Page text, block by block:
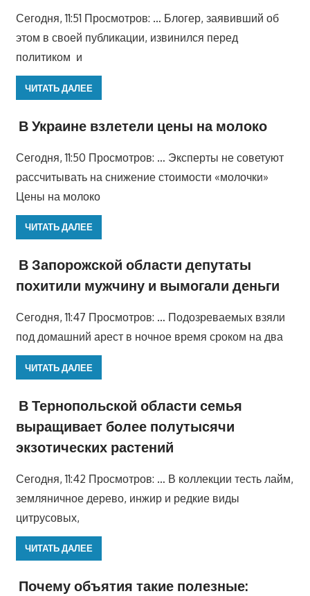
Сегодня, 11:51 Просмотров: … Блогер, заявивший об
этом в своей публикации, извинился перед
политиком и
ЧИТАТЬ ДАЛЕЕ
В Украине взлетели цены на молоко
Сегодня, 11:50 Просмотров: … Эксперты не советуют
рассчитывать на снижение стоимости «молочки»
Цены на молоко
ЧИТАТЬ ДАЛЕЕ
В Запорожской области депутаты
похитили мужчину и вымогали деньги
Сегодня, 11:47 Просмотров: … Подозреваемых взяли
под домашний арест в ночное время сроком на два
ЧИТАТЬ ДАЛЕЕ
В Тернопольской области семья
выращивает более полутысячи
экзотических растений
Сегодня, 11:42 Просмотров: … В коллекции тесть лайм,
земляничное дерево, инжир и редкие виды
цитрусовых,
ЧИТАТЬ ДАЛЕЕ
Почему объятия такие полезные: